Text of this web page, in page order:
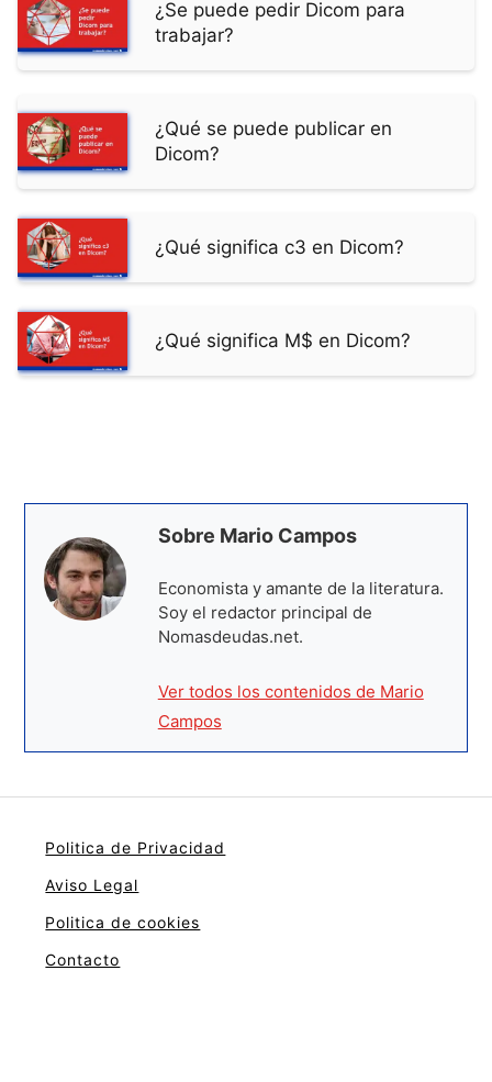
¿Se puede pedir Dicom para
trabajar?
¿Qué se puede publicar en
Dicom?
¿Qué significa c3 en Dicom?
¿Qué significa M$ en Dicom?
Sobre Mario Campos
Economista y amante de la literatura.
Soy el redactor principal de
Nomasdeudas.net.
Ver todos los contenidos de Mario
Campos
Politica de Privacidad
Aviso Legal
Politica de cookies
Contacto